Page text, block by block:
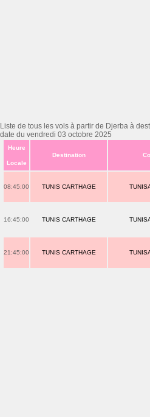
Liste de tous les vols à partir de Djerba à
date du vendredi 03 octobre 2025
Heure
Locale
Destination
08:45:00 TUNIS CARTHAGE
16:45:00 TUNIS CARTHAGE
21:45:00 TUNIS CARTHAGE